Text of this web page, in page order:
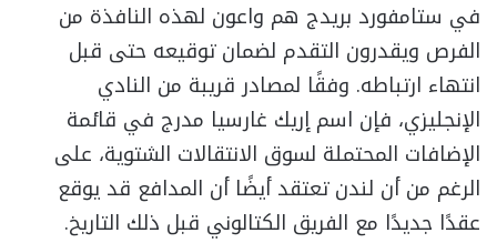
في ستامفورد بريدج هم واعون لهذه النافذة من
الفرص ويقدرون التقدم لضمان توقيعه حتى قبل
انتهاء ارتباطه. وفقًا لمصادر قريبة من النادي
الإنجليزي، فإن اسم إريك غارسيا مدرج في قائمة
الإضافات المحتملة لسوق الانتقالات الشتوية، على
الرغم من أن لندن تعتقد أيضًا أن المدافع قد يوقع
عقدًا جديدًا مع الفريق الكتالوني قبل ذلك التاريخ.